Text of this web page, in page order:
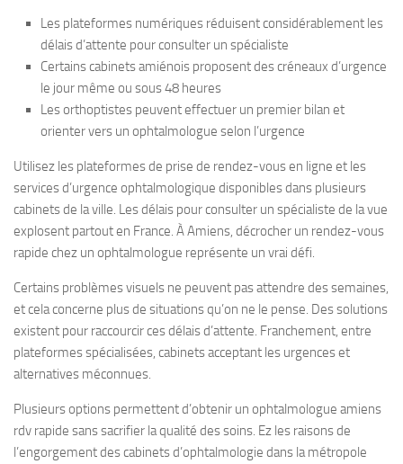
Les plateformes numériques réduisent considérablement les
délais d’attente pour consulter un spécialiste
Certains cabinets amiénois proposent des créneaux d’urgence
le jour même ou sous 48 heures
Les orthoptistes peuvent effectuer un premier bilan et
orienter vers un ophtalmologue selon l’urgence
Utilisez les plateformes de prise de rendez-vous en ligne et les
services d’urgence ophtalmologique disponibles dans plusieurs
cabinets de la ville. Les délais pour consulter un spécialiste de la vue
explosent partout en France. À Amiens, décrocher un rendez-vous
rapide chez un ophtalmologue représente un vrai défi.
Certains problèmes visuels ne peuvent pas attendre des semaines,
et cela concerne plus de situations qu’on ne le pense. Des solutions
existent pour raccourcir ces délais d’attente. Franchement, entre
plateformes spécialisées, cabinets acceptant les urgences et
alternatives méconnues.
Plusieurs options permettent d’obtenir un ophtalmologue amiens
rdv rapide sans sacrifier la qualité des soins. Ez les raisons de
l’engorgement des cabinets d’ophtalmologie dans la métropole